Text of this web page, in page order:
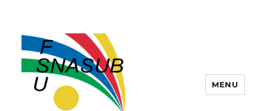
MENU